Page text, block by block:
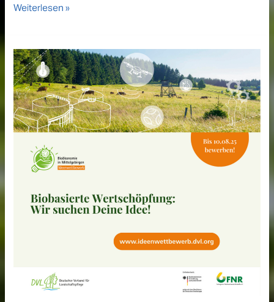
Rhein-
über
AGROfloW-
Schwesterprojekt
AFaktive
Weiterlesen »